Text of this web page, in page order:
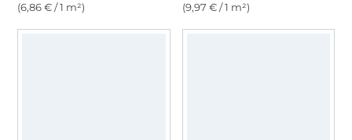
(6,86 € / 1 m²)
(9,97 € / 1 m²)